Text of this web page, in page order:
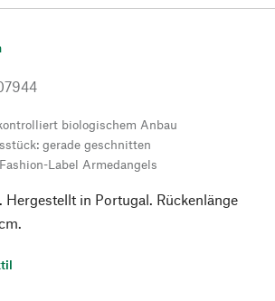
biologischem Anbau
gerade geschnitten
Label Armedangels
Hergestellt in Portugal. Rückenlänge